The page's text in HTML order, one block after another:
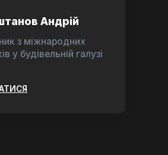
Андрій
з міжнародних
у будівельній галузі